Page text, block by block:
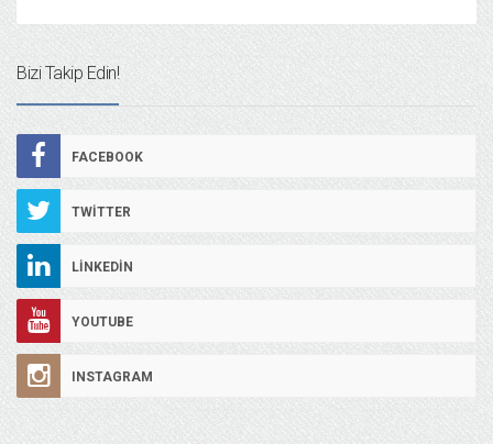
Bizi Takip Edin!
FACEBOOK
TWITTER
LINKEDIN
YOUTUBE
INSTAGRAM